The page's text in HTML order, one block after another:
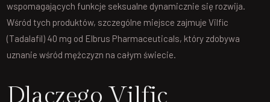
wspomagających funkcje seksualne dynamicznie się rozwija.
Wśród tych produktów, szczególne miejsce zajmuje Vilfic
(Tadalafil) 40 mg od Elbrus Pharmaceuticals, który zdobywa
uznanie wśród mężczyzn na całym świecie.
Dlaczego Vilfic